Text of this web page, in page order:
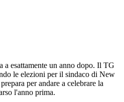
a esattamente un anno dopo. Il TG
le elezioni per il sindaco di New
per andare a celebrare la
l'anno prima.